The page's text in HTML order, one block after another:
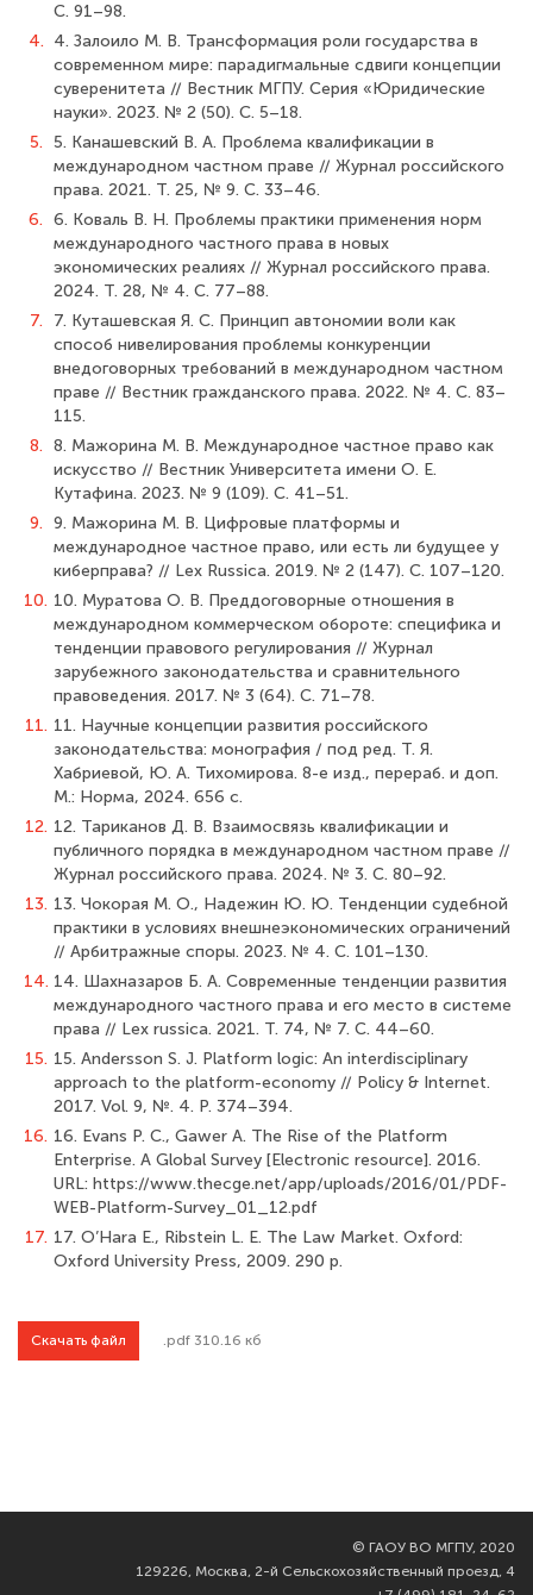
С. 91–98.
4. 4. Залоило М. В. Трансформация роли государства в
современном мире: парадигмальные сдвиги концепции
суверенитета // Вестник МГПУ. Серия «Юридические
науки». 2023. № 2 (50). С. 5–18.
5. 5. Канашевский В. А. Проблема квалификации в
международном частном праве // Журнал российского
права. 2021. Т. 25, № 9. С. 33–46.
6. 6. Коваль В. Н. Проблемы практики применения норм
международного частного права в новых
экономических реалиях // Журнал российского права.
2024. Т. 28, № 4. С. 77–88.
7.
7. Куташевская Я. С. Принцип автономии воли как
способ нивелирования проблемы конкуренции
внедоговорных требований в международном частном
праве // Вестник гражданского права. 2022. № 4. С. 83–
115.
8. 8. Мажорина М. В. Международное частное право как
искусство // Вестник Университета имени О. Е.
Кутафина. 2023. № 9 (109). С. 41–51.
9. 9. Мажорина М. В. Цифровые платформы и
международное частное право, или есть ли будущее у
киберправа? // Lex Russica. 2019. № 2 (147). С. 107–120.
10. 10. Муратова О. В. Преддоговорные отношения в
международном коммерческом обороте: специфика и
тенденции правового регулирования // Журнал
зарубежного законодательства и сравнительного
правоведения. 2017. № 3 (64). С. 71–78.
11. 11. Научные концепции развития российского
законодательства: монография / под ред. Т. Я.
Хабриевой, Ю. А. Тихомирова. 8-е изд., перераб. и доп.
М.: Норма, 2024. 656 с.
12. 12. Тариканов Д. В. Взаимосвязь квалификации и
публичного порядка в международном частном праве //
Журнал российского права. 2024. № 3. С. 80–92.
13. 13. Чокорая М. О., Надежин Ю. Ю. Тенденции судебной
практики в условиях внешнеэкономических ограничений
// Арбитражные споры. 2023. № 4. С. 101–130.
14. 14. Шахназаров Б. А. Современные тенденции развития
международного частного права и его место в системе
права // Lex russica. 2021. Т. 74, № 7. С. 44–60.
15. 15. Andersson S. J. Platform logic: An interdisciplinary
approach to the platform-economy // Policy & Internet.
2017. Vol. 9, №. 4. P. 374–394.
16. 16. Evans P. C., Gawer A. The Rise of the Platform
Enterprise. A Global Survey [Electronic resource]. 2016.
URL: https://www.thecge.net/app/uploads/2016/01/PDF-
WEB-Platform-Survey_01_12.pdf
17. 17. O’Hara E., Ribstein L. E. The Law Market. Oxford:
Oxford University Press, 2009. 290 p.
Скачать файл .pdf 310.16 кб
© ГАОУ ВО МГПУ, 2020
129226, Москва, 2-й Сельскохозяйственный проезд, 4